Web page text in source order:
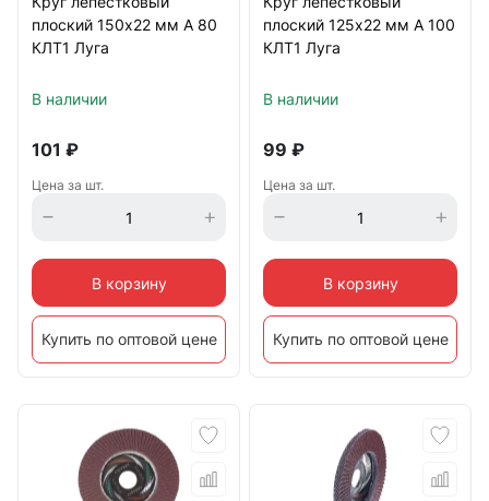
плоский 150х22 мм A 80
КЛТ1 Луга
В наличии
101 ₽
Цена за шт.
В корзину
Купить по оптовой цене
плоский 125х22 мм A 100
КЛТ1 Луга
В наличии
99 ₽
Цена за шт.
В корзину
Купить по оптовой цене